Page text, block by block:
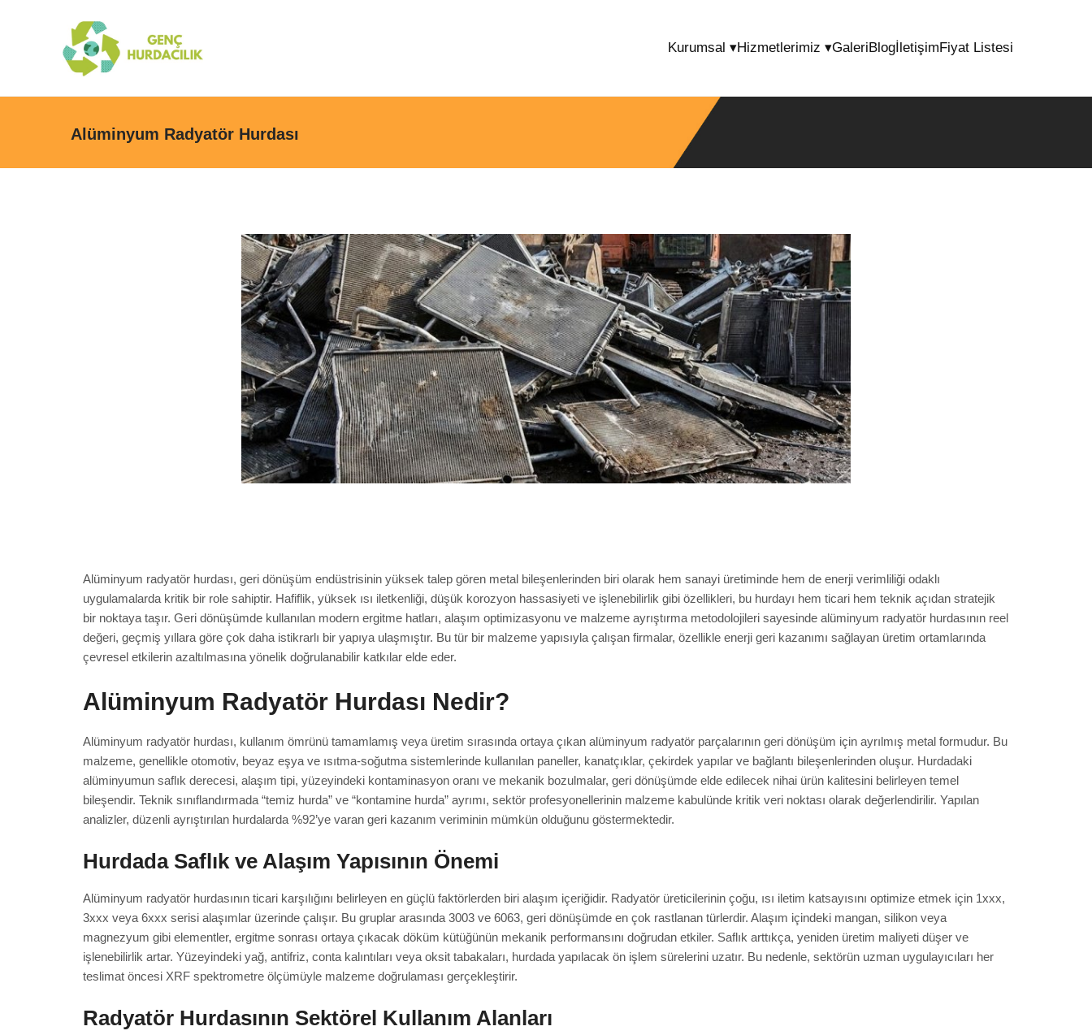
Kurumsal ▾Hizmetlerimiz ▾GaleriBlogİletişimFiyat Listesi
Alüminyum Radyatör Hurdası
Alüminyum radyatör hurdası, geri dönüşüm endüstrisinin yüksek talep gören metal bileşenlerinden biri olarak hem sanayi üretiminde hem de enerji verimliliği odaklı
uygulamalarda kritik bir role sahiptir. Hafiflik, yüksek ısı iletkenliği, düşük korozyon hassasiyeti ve işlenebilirlik gibi özellikleri, bu hurdayı hem ticari hem teknik açıdan stratejik
bir noktaya taşır. Geri dönüşümde kullanılan modern ergitme hatları, alaşım optimizasyonu ve malzeme ayrıştırma metodolojileri sayesinde alüminyum radyatör hurdasının reel
değeri, geçmiş yıllara göre çok daha istikrarlı bir yapıya ulaşmıştır. Bu tür bir malzeme yapısıyla çalışan firmalar, özellikle enerji geri kazanımı sağlayan üretim ortamlarında
çevresel etkilerin azaltılmasına yönelik doğrulanabilir katkılar elde eder.
Alüminyum Radyatör Hurdası Nedir?
Alüminyum radyatör hurdası, kullanım ömrünü tamamlamış veya üretim sırasında ortaya çıkan alüminyum radyatör parçalarının geri dönüşüm için ayrılmış metal formudur. Bu
malzeme, genellikle otomotiv, beyaz eşya ve ısıtma-soğutma sistemlerinde kullanılan paneller, kanatçıklar, çekirdek yapılar ve bağlantı bileşenlerinden oluşur. Hurdadaki
alüminyumun saflık derecesi, alaşım tipi, yüzeyindeki kontaminasyon oranı ve mekanik bozulmalar, geri dönüşümde elde edilecek nihai ürün kalitesini belirleyen temel
bileşendir. Teknik sınıflandırmada “temiz hurda” ve “kontamine hurda” ayrımı, sektör profesyonellerinin malzeme kabulünde kritik veri noktası olarak değerlendirilir. Yapılan
analizler, düzenli ayrıştırılan hurdalarda %92’ye varan geri kazanım veriminin mümkün olduğunu göstermektedir.
Hurdada Saflık ve Alaşım Yapısının Önemi
Alüminyum radyatör hurdasının ticari karşılığını belirleyen en güçlü faktörlerden biri alaşım içeriğidir. Radyatör üreticilerinin çoğu, ısı iletim katsayısını optimize etmek için 1xxx,
3xxx veya 6xxx serisi alaşımlar üzerinde çalışır. Bu gruplar arasında 3003 ve 6063, geri dönüşümde en çok rastlanan türlerdir. Alaşım içindeki mangan, silikon veya
magnezyum gibi elementler, ergitme sonrası ortaya çıkacak döküm kütüğünün mekanik performansını doğrudan etkiler. Saflık arttıkça, yeniden üretim maliyeti düşer ve
işlenebilirlik artar. Yüzeyindeki yağ, antifriz, conta kalıntıları veya oksit tabakaları, hurdada yapılacak ön işlem sürelerini uzatır. Bu nedenle, sektörün uzman uygulayıcıları her
teslimat öncesi XRF spektrometre ölçümüyle malzeme doğrulaması gerçekleştirir.
Radyatör Hurdasının Sektörel Kullanım Alanları